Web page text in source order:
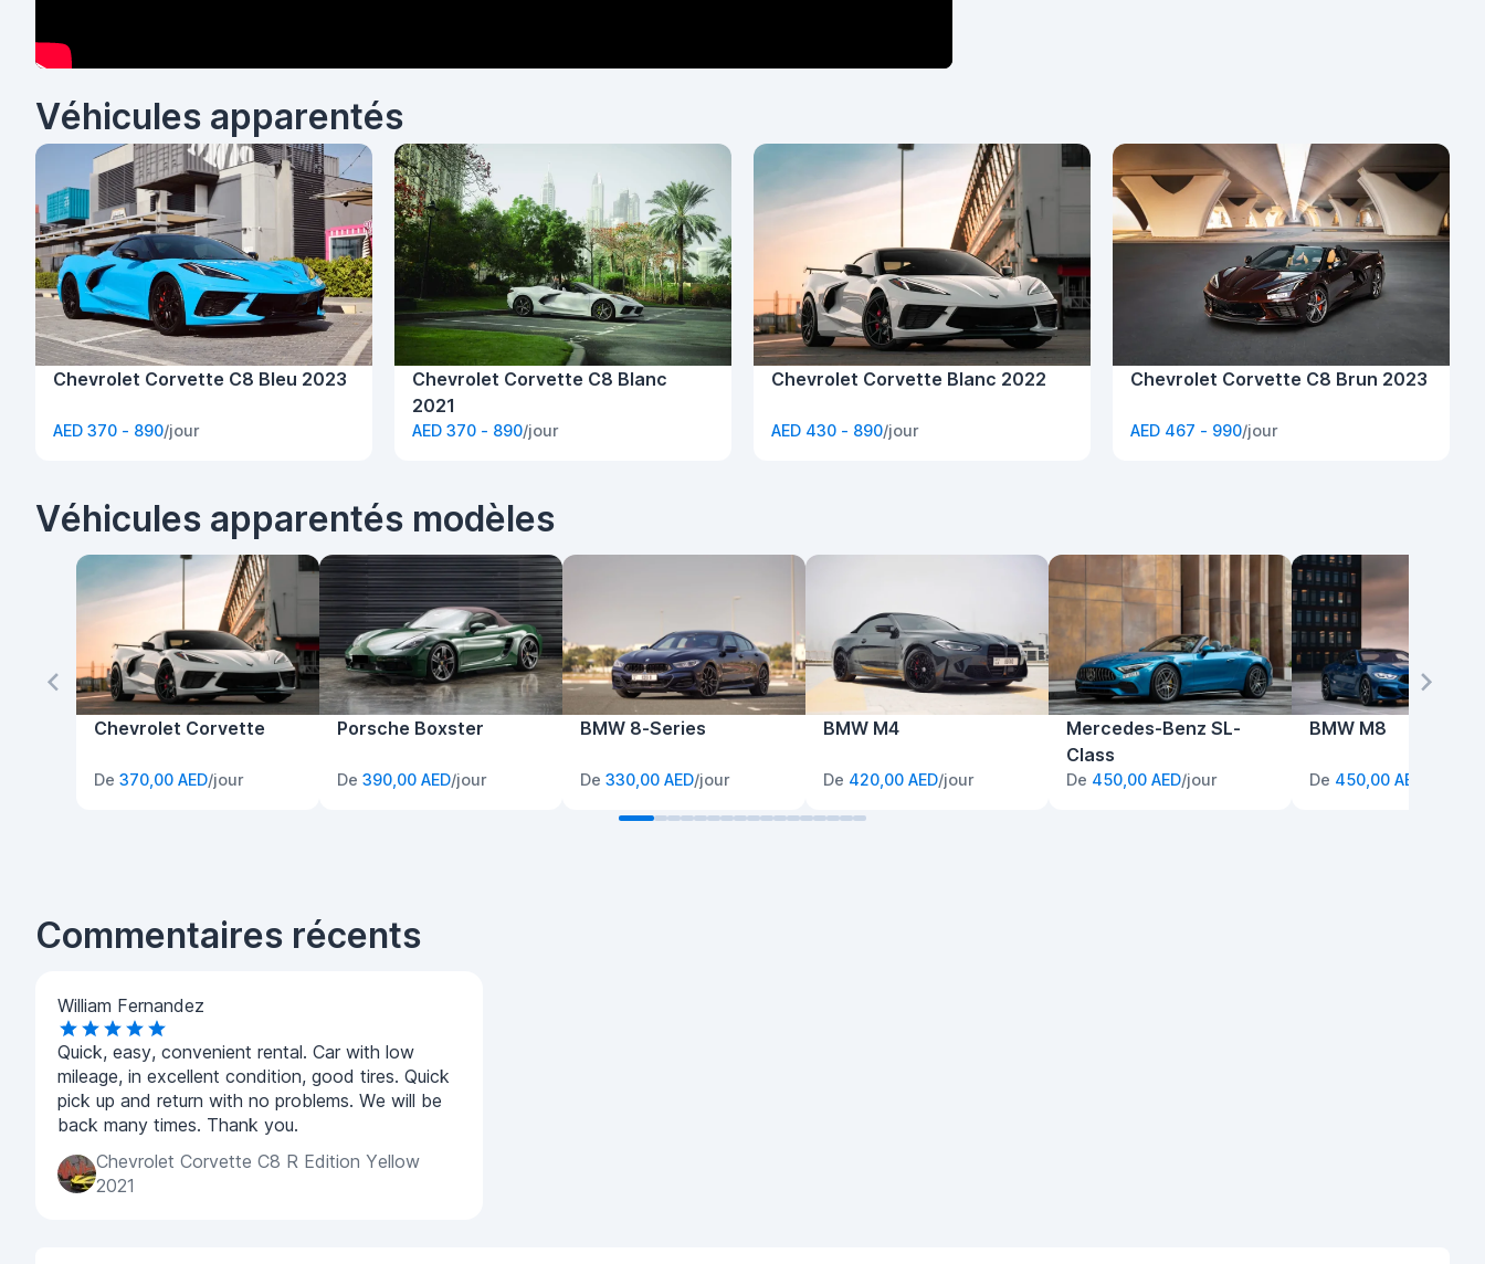
Véhicules apparentés
Chevrolet Corvette C8 Bleu 2023
AED 370 - 890/jour
Chevrolet Corvette C8 Blanc
2021
AED 370 - 890/jour
Chevrolet Corvette Blanc 2022
AED 430 - 890/jour
Chevrolet Corvette C8 Brun 2023
AED 467 - 990/jour
Véhicules apparentés modèles
Chevrolet Corvette
De 370,00 AED/jour
Porsche Boxster
De 390,00 AED/jour
BMW 8-Series
De 330,00 AED/jour
BMW M4
De 420,00 AED/jour
Mercedes-Benz SL-
Class
De 450,00 AED/jour
BMW M8
De 450,00 AED
Commentaires récents
William Fernandez
Quick, easy, convenient rental. Car with low
mileage, in excellent condition, good tires. Quick
pick up and return with no problems. We will be
back many times. Thank you.
Chevrolet Corvette C8 R Edition Yellow
2021